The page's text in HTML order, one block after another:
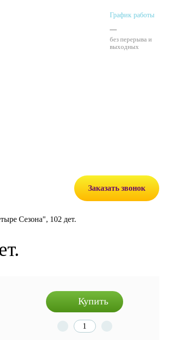
График работы
—
без перерыва и
выходных
Заказать звонок
Сезона", 102 дет.
Купить